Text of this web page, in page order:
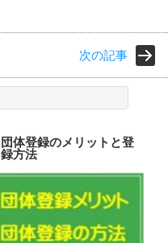
次の記事
団体登録のメリットと登
録方法